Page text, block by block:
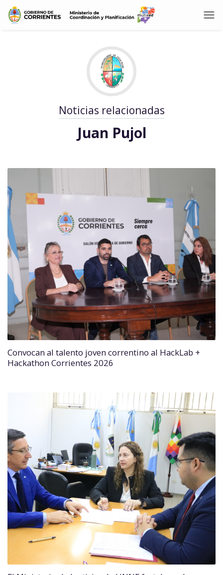
Noticias relacionadas
Juan Pujol
Convocan al talento joven correntino al HackLab +
Hackathon Corrientes 2026